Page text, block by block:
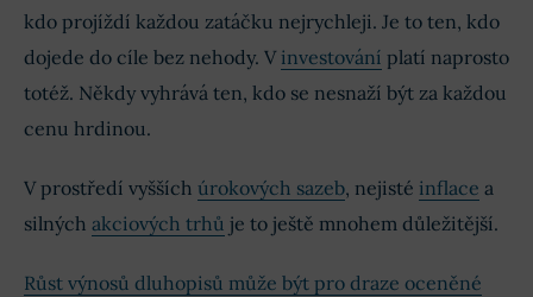
kdo projíždí každou zatáčku nejrychleji. Je to ten, kdo
dojede do cíle bez nehody. V investování platí naprosto
totéž. Někdy vyhrává ten, kdo se nesnaží být za každou
cenu hrdinou.
V prostředí vyšších úrokových sazeb, nejisté inflace a
silných akciových trhů je to ještě mnohem důležitější.
Růst výnosů dluhopisů může být pro draze oceněné